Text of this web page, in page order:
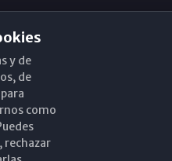
Málaga
20. 29015 Málaga
y de
de
como
rechazar